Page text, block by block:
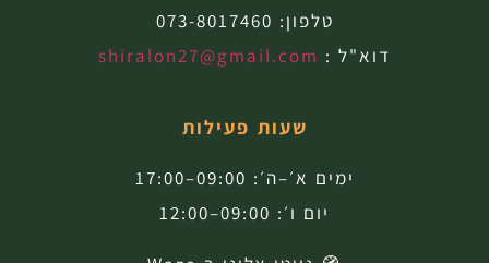
טלפון: 073-8017460
דוא"ל : shiralon27@gmail.com
שעות פעילות
ימים א׳–ה׳: 09:00–17:00
יום ו׳: 09:00–12:00